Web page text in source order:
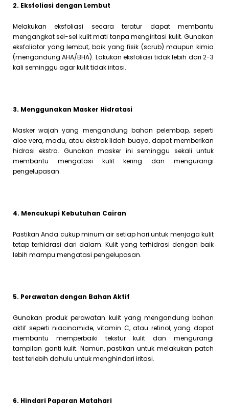
2. Eksfoliasi dengan Lembut
Melakukan eksfoliasi secara teratur dapat membantu
mengangkat sel-sel kulit mati tanpa mengiritasi kulit. Gunakan
eksfoliator yang lembut, baik yang fisik (scrub) maupun kimia
(mengandung AHA/BHA). Lakukan eksfoliasi tidak lebih dari 2-3
kali seminggu agar kulit tidak iritasi.
3. Menggunakan Masker Hidratasi
Masker wajah yang mengandung bahan pelembap, seperti
aloe vera, madu, atau ekstrak lidah buaya, dapat memberikan
hidrasi ekstra. Gunakan masker ini seminggu sekali untuk
membantu mengatasi kulit kering dan mengurangi
pengelupasan.
4. Mencukupi Kebutuhan Cairan
Pastikan Anda cukup minum air setiap hari untuk menjaga kulit
tetap terhidrasi dari dalam. Kulit yang terhidrasi dengan baik
lebih mampu mengatasi pengelupasan.
5. Perawatan dengan Bahan Aktif
Gunakan produk perawatan kulit yang mengandung bahan
aktif seperti niacinamide, vitamin C, atau retinol, yang dapat
membantu memperbaiki tekstur kulit dan mengurangi
tampilan ganti kulit. Namun, pastikan untuk melakukan patch
test terlebih dahulu untuk menghindari iritasi.
6. Hindari Paparan Matahari